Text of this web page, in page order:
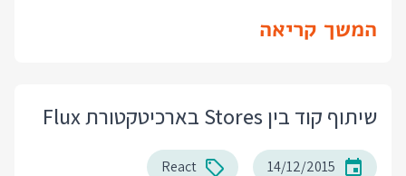
המשך קריאה
שיתוף קוד בין Stores בארכיטקטורת Flux
14/12/2015
React